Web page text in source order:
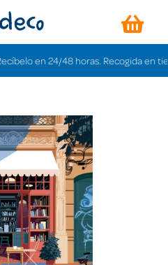
en 24/48 horas. Recogida en